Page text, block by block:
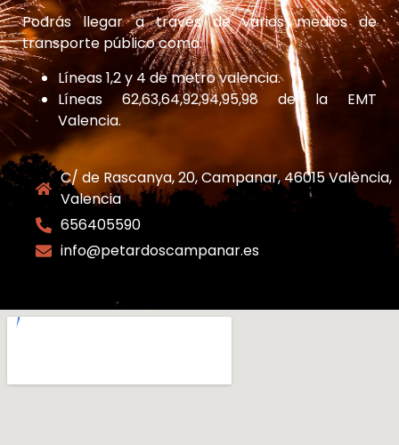
Podrás llegar a través de varios medios de
transporte público como:
Líneas 1,2 y 4 de metro valencia.
Líneas 62,63,64,92,94,95,98 de la EMT
Valencia.
C/ de Rascanya, 20, Campanar, 46015 València,
Valencia
656405590
info@petardoscampanar.es